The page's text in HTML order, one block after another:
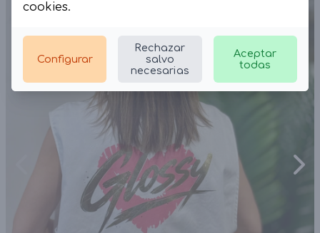
cookies.
Configurar
Rechazar
salvo
necesarias
Aceptar
todas